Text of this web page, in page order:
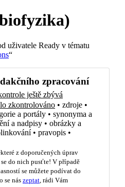
uživatele Ready v tématu
“
zpracování
ještě zbývá
zkontrolováno • zdroje •
a portály • synonyma a
a nadpisy • obrázky a
• pravopis •
z doporučených úprav
se do nich pusťte! V případě
se můžete podívat do
se nás zeptat , rádi Vám